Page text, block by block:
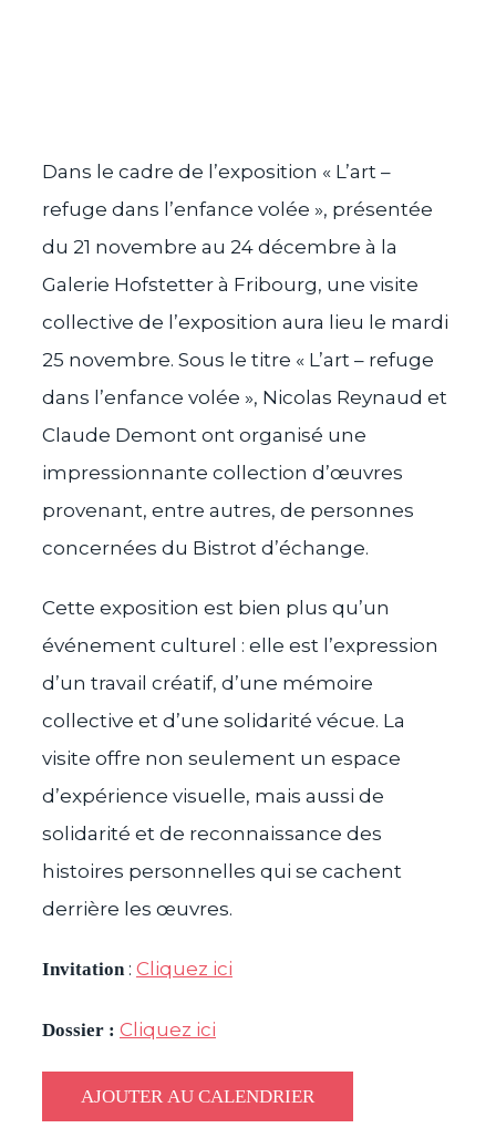
Dans le cadre de l’exposition « L’art –
refuge dans l’enfance volée », présentée
du 21 novembre au 24 décembre à la
Galerie Hofstetter à Fribourg, une visite
collective de l’exposition aura lieu le mardi
25 novembre. Sous le titre « L’art – refuge
dans l’enfance volée », Nicolas Reynaud et
Claude Demont ont organisé une
impressionnante collection d’œuvres
provenant, entre autres, de personnes
concernées du Bistrot d’échange.
Cette exposition est bien plus qu’un
événement culturel : elle est l’expression
d’un travail créatif, d’une mémoire
collective et d’une solidarité vécue. La
visite offre non seulement un espace
d’expérience visuelle, mais aussi de
solidarité et de reconnaissance des
histoires personnelles qui se cachent
derrière les œuvres.
Invitation: Cliquez ici
Dossier : Cliquez ici
AJOUTER AU CALENDRIER